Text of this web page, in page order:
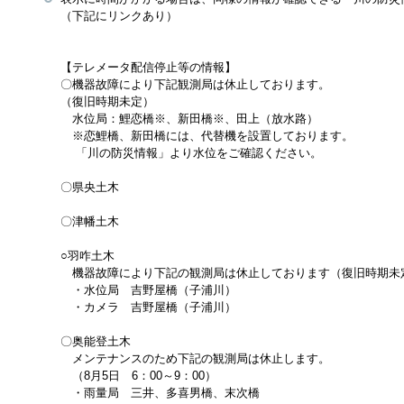
（下記にリンクあり）
【テレメータ配信停止等の情報】
〇機器故障により下記観測局は休止しております。
（復旧時期未定）
水位局：鯉恋橋※、新田橋※、田上（放水路）
※恋鯉橋、新田橋には、代替機を設置しております。
「川の防災情報」より水位をご確認ください。
〇県央土木
〇津幡土木
○羽咋土木
機器故障により下記の観測局は休止しております（復旧時期未
・水位局 吉野屋橋（子浦川）
・カメラ 吉野屋橋（子浦川）
〇奥能登土木
メンテナンスのため下記の観測局は休止します。
（8月5日 6：00～9：00）
・雨量局 三井、多喜男橋、末次橋